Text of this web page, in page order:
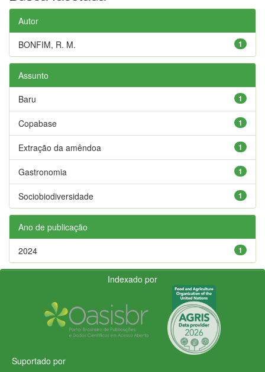
Autor
1
BONFIM, R. M.
Assunto
1
Baru
1
Copabase
1
Extração da amêndoa
1
Gastronomia
1
Sociobiodiversidade
Ano de publicação
1
2024
Indexado por
Suportado por